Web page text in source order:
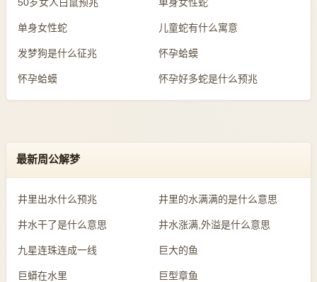
单身女性蛇 儿童蛇有什么寓意
发梦狗是什么征兆 怀孕蛤蟆
怀孕蛤蟆 怀孕好多蛇是什么预兆
最新周公解梦
井里出水什么预兆 井里的水满满的是什么意思
井水干了是什么意思 井水涨满,外溢是什么意思
九星连珠连成一线 巨大的鱼
巨蟒在水里 巨型章鱼